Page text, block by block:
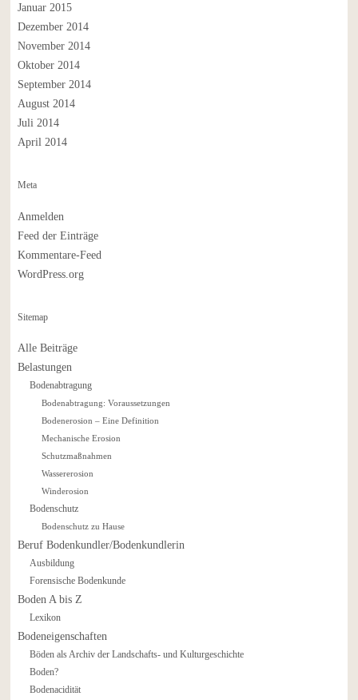
Januar 2015
Dezember 2014
November 2014
Oktober 2014
September 2014
August 2014
Juli 2014
April 2014
Meta
Anmelden
Feed der Einträge
Kommentare-Feed
WordPress.org
Sitemap
Alle Beiträge
Belastungen
Bodenabtragung
Bodenabtragung: Voraussetzungen
Bodenerosion – Eine Definition
Mechanische Erosion
Schutzmaßnahmen
Wassererosion
Winderosion
Bodenschutz
Bodenschutz zu Hause
Beruf Bodenkundler/Bodenkundlerin
Ausbildung
Forensische Bodenkunde
Boden A bis Z
Lexikon
Bodeneigenschaften
Böden als Archiv der Landschafts- und Kulturgeschichte
Boden?
Bodenacidität